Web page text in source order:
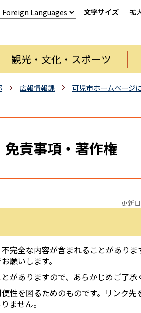
文字サイズ 拡
観光・文化・スポーツ
広報情報課
可児市ホームページ
免責事項・著作権
更新
完全な内容が含まれることがありま
願いします。
がありますので、あらかじめご了承
性を図るためのものです。リンク先
ません。